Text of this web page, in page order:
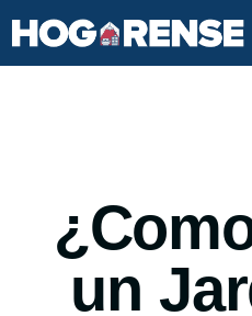
Saltar
al
un